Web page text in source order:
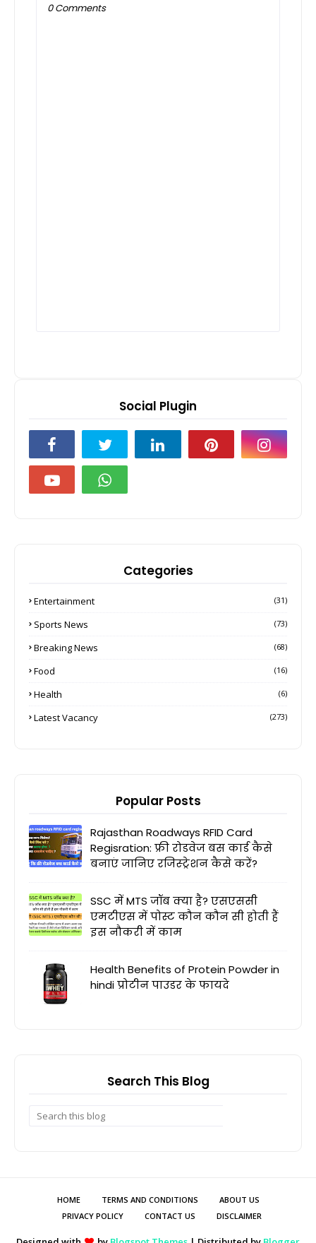
0 Comments
Social Plugin
Categories
Entertainment (31)
Sports News (73)
Breaking News (68)
Food (16)
Health (6)
Latest Vacancy (273)
Popular Posts
Rajasthan Roadways RFID Card
Regisration: फ्री रोडवेज बस कार्ड कैसे
बनाएं जानिए रजिस्ट्रेशन कैसे करें?
SSC में MTS जॉब क्या है? एसएससी
एमटीएस में पोस्ट कौन कौन सी होती हैं
इस नौकरी में काम
Health Benefits of Protein Powder in
hindi प्रोटीन पाउडर के फायदे
Search This Blog
HOME TERMS AND CONDITIONS
ABOUT US
PRIVACY POLICY
CONTACT US DISCLAIMER